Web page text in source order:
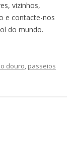
vizinhos,
e contacte-nos
do mundo.
douro, passeios